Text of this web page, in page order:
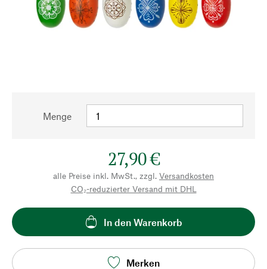
Menge
27,90 €
alle Preise inkl. MwSt., zzgl. Versandkosten
CO₂-reduzierter Versand mit DHL
In den Warenkorb
Merken